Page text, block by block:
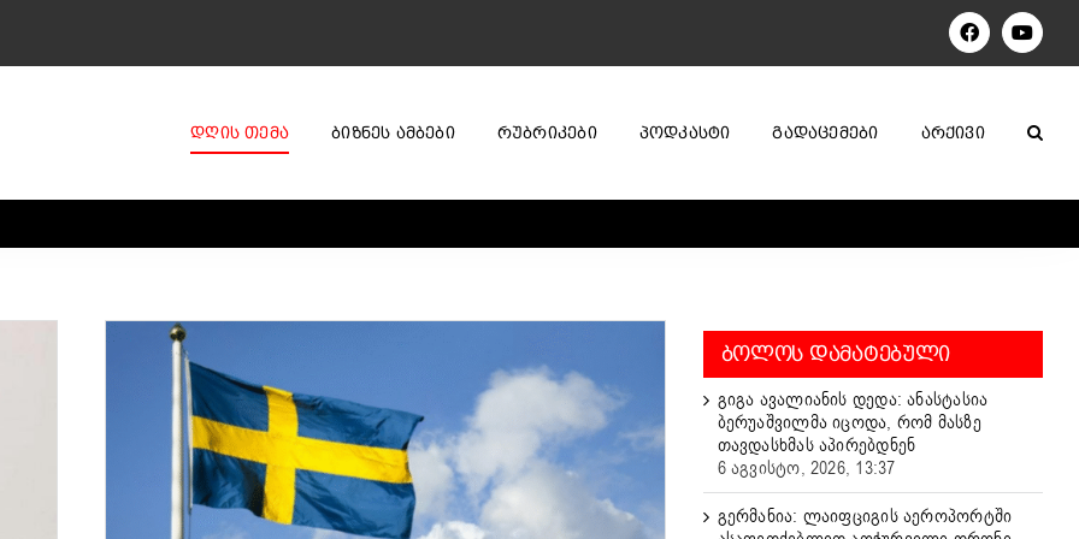
Facebook
ᲓᲦᲘᲡ ᲗᲔᲛᲐ ᲑᲘᲖᲜᲔᲡ ᲐᲛᲑᲔᲑᲘ ᲠᲣᲑᲠᲘᲙᲔᲑᲘ ᲞᲝᲓᲙᲐᲡᲢᲘ ᲒᲐᲓᲐᲪᲔᲛᲔᲑᲘ ᲐᲠᲥᲘᲕᲘ
ᲑᲝᲚᲝᲡ ᲓᲐᲛᲐᲢᲔᲑᲣᲚᲘ
გიგა ავალიანის დედა: ანასტასია
ბერუაშვილმა იცოდა, რომ მასზე
თავდასხმას აპირებდნენ
6 აგვისტო, 2026, 13:37
გერმანია: ლაიფციგის აეროპორტში